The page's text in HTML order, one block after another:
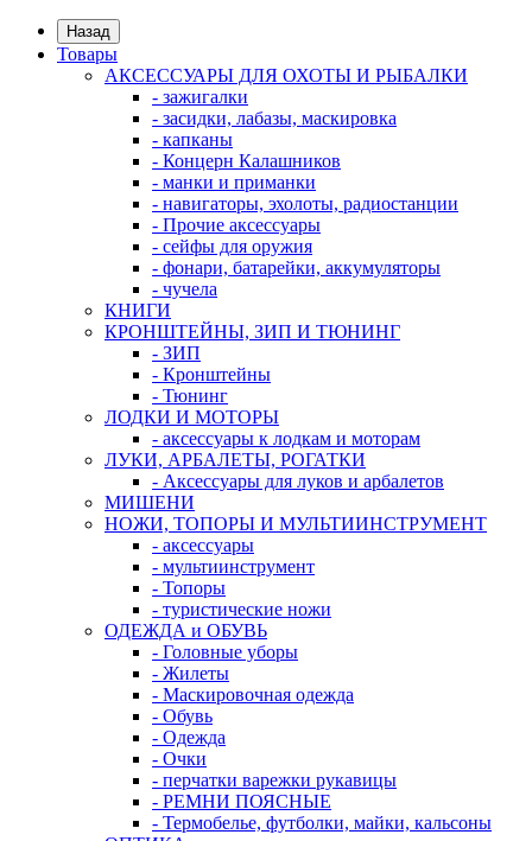
Назад
Товары
АКСЕССУАРЫ ДЛЯ ОХОТЫ И РЫБАЛКИ
- зажигалки
- засидки, лабазы, маскировка
- капканы
- Концерн Калашников
- манки и приманки
- навигаторы, эхолоты, радиостанции
- Прочие аксессуары
- сейфы для оружия
- фонари, батарейки, аккумуляторы
- чучела
КНИГИ
КРОНШТЕЙНЫ, ЗИП И ТЮНИНГ
- ЗИП
- Кронштейны
- Тюнинг
ЛОДКИ И МОТОРЫ
- аксессуары к лодкам и моторам
ЛУКИ, АРБАЛЕТЫ, РОГАТКИ
- Аксессуары для луков и арбалетов
МИШЕНИ
НОЖИ, ТОПОРЫ И МУЛЬТИИНСТРУМЕНТ
- аксессуары
- мультиинструмент
- Топоры
- туристические ножи
ОДЕЖДА и ОБУВЬ
- Головные уборы
- Жилеты
- Маскировочная одежда
- Обувь
- Одежда
- Очки
- перчатки варежки рукавицы
- РЕМНИ ПОЯСНЫЕ
- Термобелье, футболки, майки, кальсоны